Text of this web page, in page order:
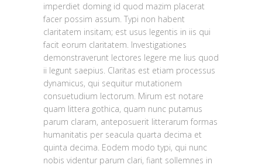
imperdiet doming id quod mazim placerat
facer possim assum. Typi non habent
claritatem insitam; est usus legentis in iis qui
facit eorum claritatem. Investigationes
demonstraverunt lectores legere me lius quod
ii legunt saepius. Claritas est etiam processus
dynamicus, qui sequitur mutationem
consuetudium lectorum. Mirum est notare
quam littera gothica, quam nunc putamus
parum claram, anteposuerit litterarum formas
humanitatis per seacula quarta decima et
quinta decima. Eodem modo typi, qui nunc
nobis videntur parum clari, fiant sollemnes in